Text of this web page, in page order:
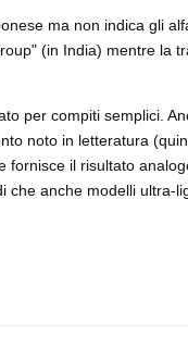
ma non indica gli
(in India) mentre la
per compiti semplici.
noto in letteratura
il risultato
che anche modelli ultra-